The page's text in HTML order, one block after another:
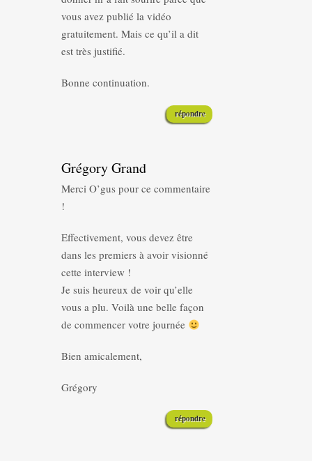
vous avez publié la vidéo
gratuitement. Mais ce qu’il a dit
est très justifié.
Bonne continuation.
répondre
Grégory Grand
Merci O’gus pour ce commentaire
!
Effectivement, vous devez être
dans les premiers à avoir visionné
cette interview !
Je suis heureux de voir qu’elle
vous a plu. Voilà une belle façon
de commencer votre journée
Bien amicalement,
Grégory
répondre